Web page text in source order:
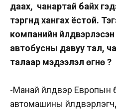
даах, чанартай байх
тэргүүнд хангах ёстой.
компанийн
автобусны давуу тал,
талаар мэдээлэл өгнө үү?
-Манай үйлдвэр Европын
автомашины